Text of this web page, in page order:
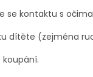
se kontaktu s
dítěte (zejména